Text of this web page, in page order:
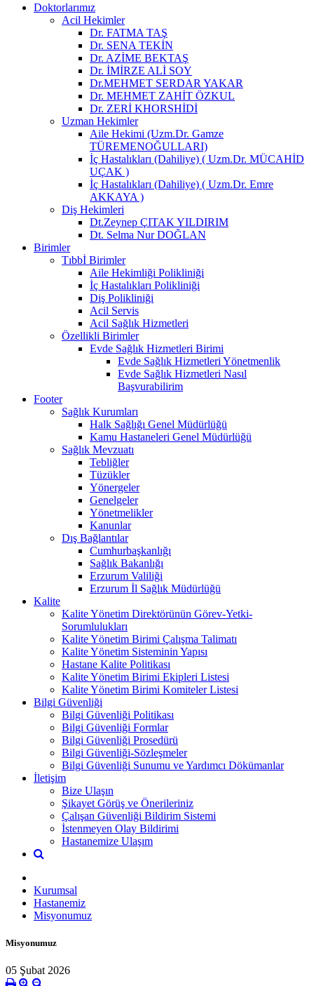
Doktorlarımız
Acil Hekimler
Dr. FATMA TAŞ
Dr. SENA TEKİN
Dr. AZİME BEKTAŞ
Dr. İMİRZE ALİ SOY
Dr.MEHMET SERDAR YAKAR
Dr. MEHMET ZAHİT ÖZKUL
Dr. ZERİ KHORSHİDİ
Uzman Hekimler
Aile Hekimi (Uzm.Dr. Gamze
TÜREMENOĞULLARI)
İç Hastalıkları (Dahiliye) ( Uzm.Dr. MÜCAHİD
UÇAK )
İç Hastalıkları (Dahiliye) ( Uzm.Dr. Emre
AKKAYA )
Diş Hekimleri
Dt.Zeynep ÇITAK YILDIRIM
Dt. Selma Nur DOĞLAN
Birimler
Tıbbİ Birimler
Aile Hekimliği Polikliniği
İç Hastalıkları Polikliniği
Diş Polikliniği
Acil Servis
Acil Sağlık Hizmetleri
Özellikli Birimler
Evde Sağlık Hizmetleri Birimi
Evde Sağlık Hizmetleri Yönetmenlik
Evde Sağlık Hizmetleri Nasıl
Başvurabilirim
Footer
Sağlık Kurumları
Halk Sağlığı Genel Müdürlüğü
Kamu Hastaneleri Genel Müdürlüğü
Sağlık Mevzuatı
Tebliğler
Tüzükler
Yönergeler
Genelgeler
Yönetmelikler
Kanunlar
Dış Bağlantılar
Cumhurbaşkanlığı
Sağlık Bakanlığı
Erzurum Valiliği
Erzurum İl Sağlık Müdürlüğü
Kalite
Kalite Yönetim Direktörünün Görev-Yetki-
Sorumlulukları
Kalite Yönetim Birimi Çalışma Talimatı
Kalite Yönetim Sisteminin Yapısı
Hastane Kalite Politikası
Kalite Yönetim Birimi Ekipleri Listesi
Kalite Yönetim Birimi Komiteler Listesi
Bilgi Güvenliği
Bilgi Güvenliği Politikası
Bilgi Güvenliği Formlar
Bilgi Güvenliği Prosedürü
Bilgi Güvenliği-Sözleşmeler
Bilgi Güvenliği Sunumu ve Yardımcı Dökümanlar
İletişim
Bize Ulaşın
Şikayet Görüş ve Önerileriniz
Çalışan Güvenliği Bildirim Sistemi
İstenmeyen Olay Bildirimi
Hastanemize Ulaşım
Kurumsal
Hastanemiz
Misyonumuz
Misyonumuz
05 Şubat 2026